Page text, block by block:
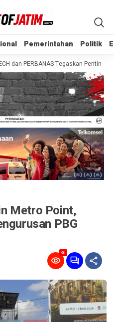
Pemerintahan Politik
Pemerintahan Politik
dan PERBANAS Tegaskan
Metro Point,
PBG
36